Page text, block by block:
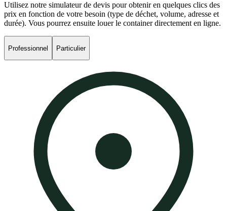
Utilisez notre simulateur de devis pour obtenir en quelques clics des
prix en fonction de votre besoin (type de déchet, volume, adresse et
durée). Vous pourrez ensuite louer le container directement en ligne.
Professionnel Particulier